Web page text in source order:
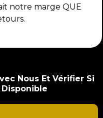
notre marge QUE
Nous Et Vérifier Si